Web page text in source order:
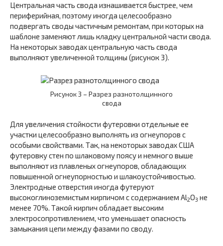
Центральная часть свода изнашивается быстрее, чем
периферийная, поэтому иногда целесообразно
подвергать своды частичным ремонтам, при которых на
шаблоне заменяют лишь кладку центральной части свода.
На некоторых заводах центральную часть свода
выполняют увеличенной толщины (рисунок 3).
Рисунок 3 – Разрез разнотолщинного
свода
Для увеличения стойкости футеровки отдельные ее
участки целесообразно выполнять из огнеупоров с
особыми свойствами. Так, на некоторых заводах США
футеровку стен по шлаковому поясу и немного выше
выполняют из плавленых огнеупоров, обладающих
повышенной огнеупорностью и шлакоустойчивостью.
Электродные отверстия иногда футеруют
высокоглиноземистым кирпичом с содержанием Аl2O3 не
менее 70%. Такой кирпич обладает высоким
электросопротивлением, что уменьшает опасность
замыкания цепи между фазами по своду.